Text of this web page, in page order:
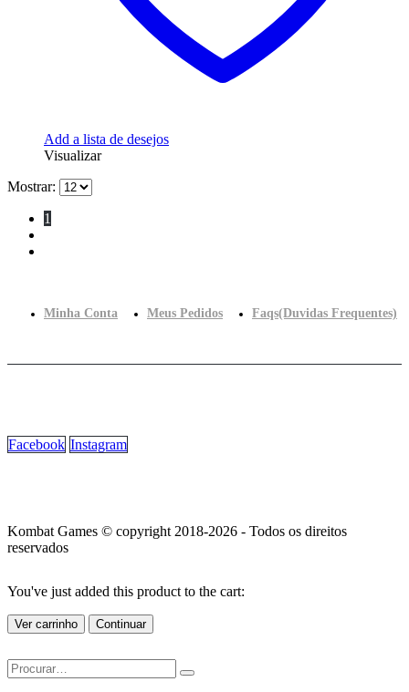
Add a lista de desejos
Visualizar
Mostrar:
1
Minha Conta Meus Pedidos Faqs(Duvidas Frequentes)
Facebook Instagram
Kombat Games © copyright 2018-2026 - Todos os direitos
reservados
You've just added this product to the cart:
Ver carrinho Continuar